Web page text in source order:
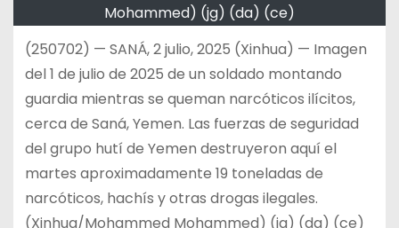
Mohammed) (jg) (da) (ce)
(250702) — SANÁ, 2 julio, 2025 (Xinhua) — Imagen
del 1 de julio de 2025 de un soldado montando
guardia mientras se queman narcóticos ilícitos,
cerca de Saná, Yemen. Las fuerzas de seguridad
del grupo hutí de Yemen destruyeron aquí el
martes aproximadamente 19 toneladas de
narcóticos, hachís y otras drogas ilegales.
(Xinhua/Mohammed Mohammed) (jg) (da) (ce)